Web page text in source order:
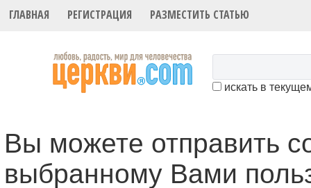
ГЛАВНАЯ РЕГИСТРАЦИЯ РАЗМЕСТИТЬ СТАТЬЮ
искать в
Вы можете отправить
выбранному Вами